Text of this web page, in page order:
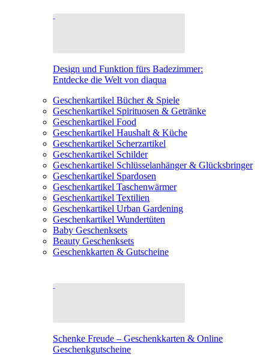
Design und Funktion fürs Badezimmer:
Entdecke die Welt von diaqua
Geschenkartikel Bücher & Spiele
Geschenkartikel Spirituosen & Getränke
Geschenkartikel Food
Geschenkartikel Haushalt & Küche
Geschenkartikel Scherzartikel
Geschenkartikel Schilder
Geschenkartikel Schlüsselanhänger & Glücksbringer
Geschenkartikel Spardosen
Geschenkartikel Taschenwärmer
Geschenkartikel Textilien
Geschenkartikel Urban Gardening
Geschenkartikel Wundertüten
Baby Geschenksets
Beauty Geschenksets
Geschenkkarten & Gutscheine
Schenke Freude – Geschenkkarten & Online
Geschenkgutscheine